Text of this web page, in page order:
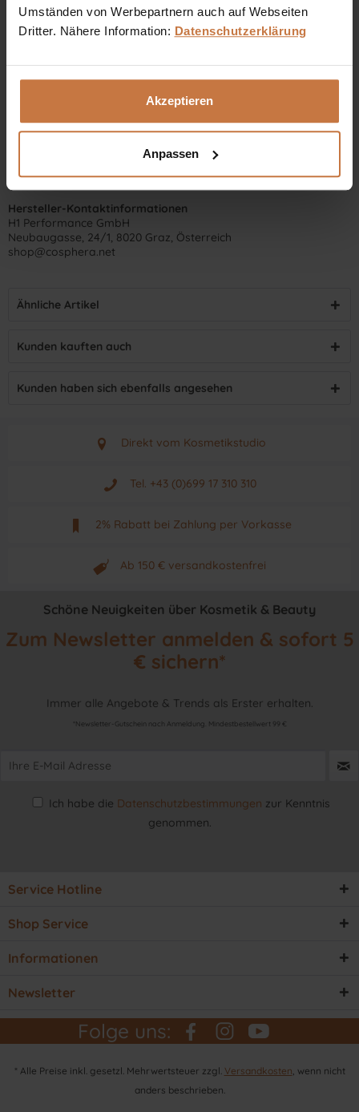
Umständen von Werbepartnern auch auf Webseiten
Dritter. Nähere Information: Datenschutzerklärung
Akzeptieren
Anpassen
Dennis Grischek, Inhaber Kosmetikstudio in Graz & kosmetik.at
Hersteller-Kontaktinformationen
H1 Performance GmbH
Neubaugasse, 24/1, 8020 Graz, Österreich
shop@cosphera.net
Ähnliche Artikel
Kunden kauften auch
Kunden haben sich ebenfalls angesehen
Direkt vom Kosmetikstudio
Aus Graz - Österreich
Tel. +43 (0)699 17 310 310
Mo - Fr. von 9 - 17 Uhr
2% Rabatt bei Zahlung per Vorkasse
Neuwertiges & aktuelles Produkt
Ab 150 € versandkostenfrei
Originalprodukt vom Hersteller
Schöne Neuigkeiten über Kosmetik & Beauty
Zum Newsletter anmelden & sofort 5
€ sichern*
Immer alle Angebote & Trends als Erster erhalten.
*Newsletter-Gutschein nach Anmeldung. Mindestbestellwert 99 €
Ich habe die Datenschutzbestimmungen zur Kenntnis
genommen.
Service Hotline
Shop Service
Informationen
Newsletter
Folge uns:
* Alle Preise inkl. gesetzl. Mehrwertsteuer zzgl. Versandkosten , wenn nicht
anders beschrieben.